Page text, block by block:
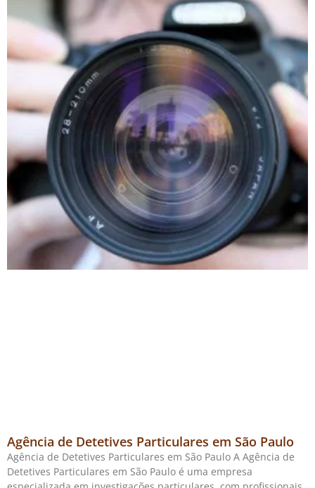
Agência de Detetives Particulares em São Paulo
Agência de Detetives Particulares em São Paulo A Agência de
Detetives Particulares em São Paulo é uma empresa